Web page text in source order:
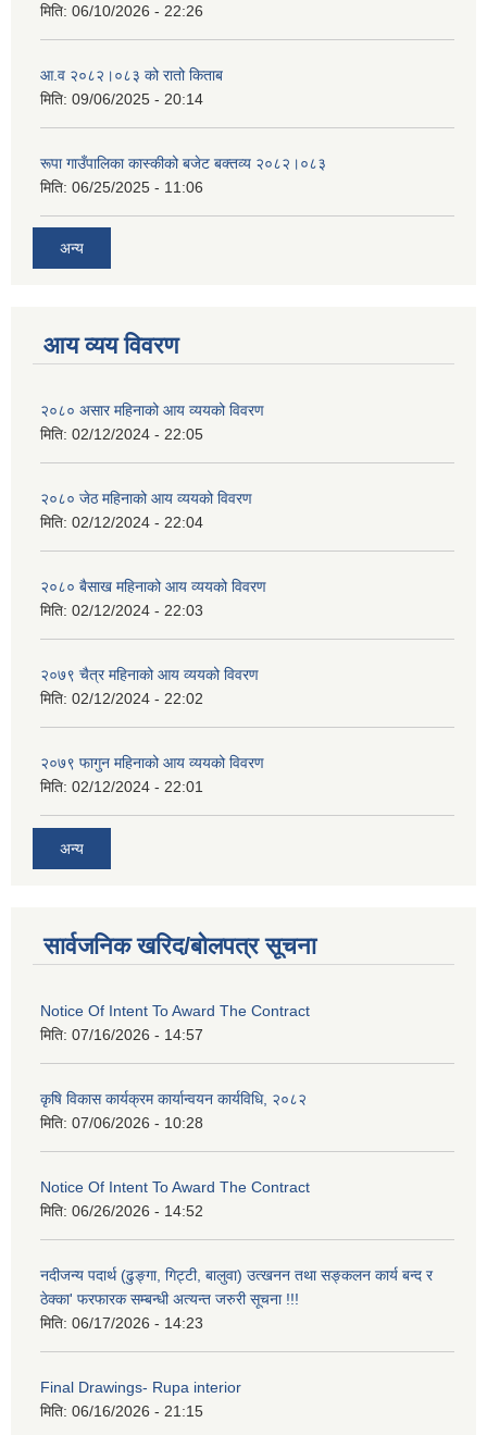
मिति: 06/10/2026 - 22:26
आ.व २०८२।०८३ को रातो किताब
मिति: 09/06/2025 - 20:14
रूपा गाउँपालिका कास्कीको बजेट बक्तव्य २०८२।०८३
मिति: 06/25/2025 - 11:06
अन्य
आय व्यय विवरण
२०८० असार महिनाको आय व्ययको विवरण
मिति: 02/12/2024 - 22:05
२०८० जेठ महिनाको आय व्ययको विवरण
मिति: 02/12/2024 - 22:04
२०८० बैसाख महिनाको आय व्ययको विवरण
मिति: 02/12/2024 - 22:03
२०७९ चैत्र महिनाको आय व्ययको विवरण
मिति: 02/12/2024 - 22:02
२०७९ फागुन महिनाको आय व्ययको विवरण
मिति: 02/12/2024 - 22:01
अन्य
सार्वजनिक खरिद/बोलपत्र सूचना
Notice Of Intent To Award The Contract
मिति: 07/16/2026 - 14:57
कृषि विकास कार्यक्रम कार्यान्वयन कार्यविधि, २०८२
मिति: 07/06/2026 - 10:28
Notice Of Intent To Award The Contract
मिति: 06/26/2026 - 14:52
नदीजन्य पदार्थ (ढुङ्गा, गिट्टी, बालुवा) उत्खनन तथा सङ्कलन कार्य बन्द र
ठेक्का' फरफारक सम्बन्धी अत्यन्त जरुरी सूचना !!!
मिति: 06/17/2026 - 14:23
Final Drawings- Rupa interior
मिति: 06/16/2026 - 21:15